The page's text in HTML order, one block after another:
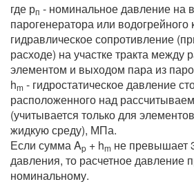
где рп - номинальное давление на
парогенератора или
гидравлическое сопротивление
расходе) на участке тракта
элементом и выходом пара из
hm - гидростатическое давление
расположенного над
(учитывается только для
жидкую среду), МПа.
Если сумма Ap + hm не превышает
давления, то расчетное давление
номинальному.